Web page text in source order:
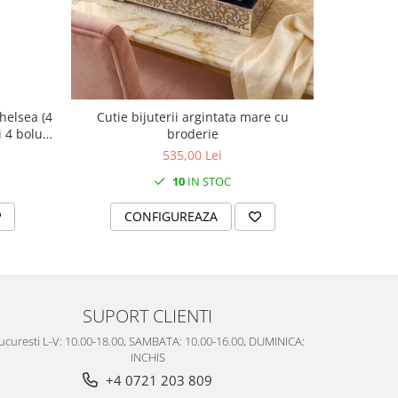
(4
4 boluri
Cutie bijuterii argintata mare cu
broderie
535,00 Lei
10 IN STOC
CONFIGUREAZA
SUPORT CLIENTI
L-V: 10.00-18.00, SAMBATA: 10.00-16.00, DUMINICA:
INCHIS
+4 0721 203 809